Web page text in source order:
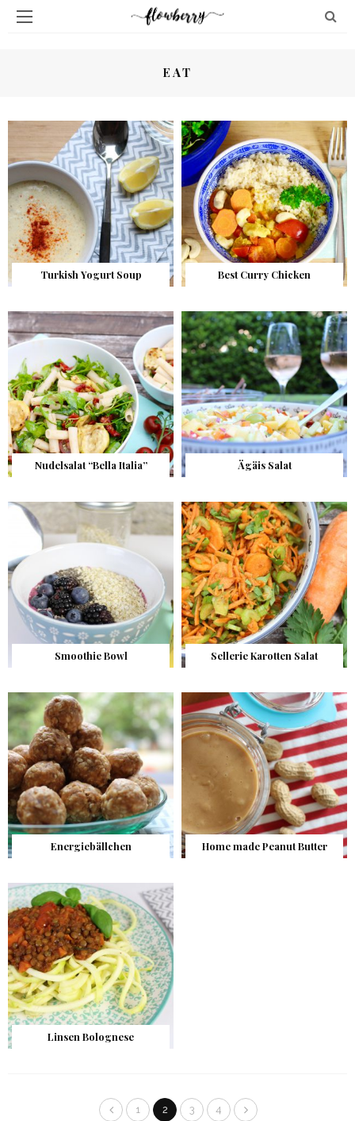
EAT
Turkish Yogurt Soup Best Curry Chicken
Nudelsalat “Bella Italia” Ägäis Salat
Smoothie Bowl Sellerie Karotten Salat
Energiebällchen Home made Peanut Butter
Linsen Bolognese
1 2 3 4